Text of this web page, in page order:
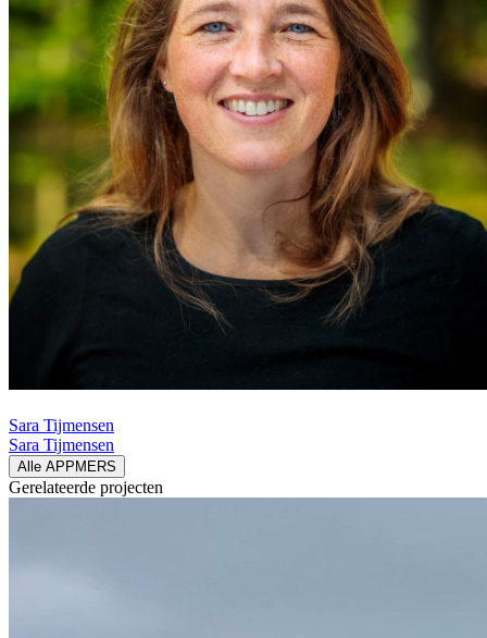
Sara Tijmensen
Sara Tijmensen
Alle APPMERS
Gerelateerde projecten